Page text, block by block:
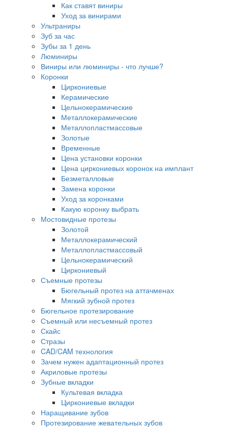
Как ставят виниры
Уход за винирами
Ультраниры
Зуб за час
Зубы за 1 день
Люминиры
Виниры или люминиры - что лучше?
Коронки
Циркониевые
Керамические
Цельнокерамические
Металлокерамические
Металлопластмассовые
Золотые
Временные
Цена установки коронки
Цена циркониевых коронок на имплант
Безметалловые
Замена коронки
Уход за коронками
Какую коронку выбрать
Мостовидные протезы
Золотой
Металлокерамический
Металлопластмассовый
Цельнокерамический
Циркониевый
Съемные протезы
Бюгельный протез на аттачменах
Мягкий зубной протез
Бюгельное протезирование
Съемный или несъемный протез
Скайс
Стразы
CAD/CAM технология
Зачем нужен адаптационный протез
Акриловые протезы
Зубные вкладки
Культевая вкладка
Циркониевые вкладки
Наращивание зубов
Протезирование жевательных зубов